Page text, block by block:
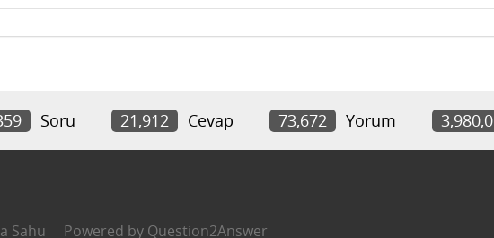
Soru 21,912 Cevap 73,672 Yorum
Sahu Powered by Question2Answer